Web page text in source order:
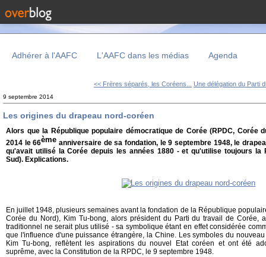
Adhérer à l'AAFC L'AAFC dans les médias Agenda
<< Frères séparés, les Coréens... Une délégation du Parti
9 septembre 2014
Les origines du drapeau nord-coréen
Alors que la République populaire démocratique de Corée (RPDC, Corée
2014 le 66ème anniversaire de sa fondation, le 9 septembre 1948, le
qu'avait utilisé la Corée depuis les années 1880 - et qu'utilise toujours la
Sud). Explications.
En juillet 1948, plusieurs semaines avant la fondation de la République
Corée du Nord), Kim Tu-bong, alors président du Parti du travail de Corée,
traditionnel ne serait plus utilisé - sa symbolique étant en effet considérée
que l'influence d'une puissance étrangère, la Chine. Les symboles du
Kim Tu-bong, reflètent les aspirations du nouvel Etat coréen et ont été
suprême, avec la Constitution de la RPDC, le 9 septembre 1948.